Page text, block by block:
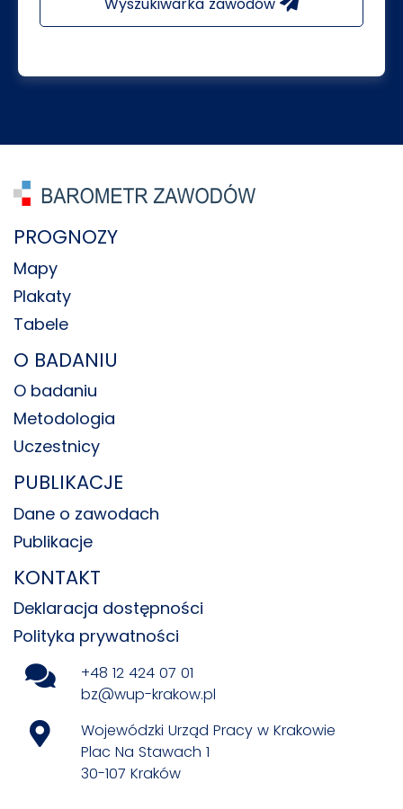
Wyszukiwarka zawodów
PROGNOZY
Mapy
Plakaty
Tabele
O BADANIU
O badaniu
Metodologia
Uczestnicy
PUBLIKACJE
Dane o zawodach
Publikacje
KONTAKT
Deklaracja dostępności
Polityka prywatności
+48 12 424 07 01
bz@wup-krakow.pl
Wojewódzki Urząd Pracy w Krakowie
Plac Na Stawach 1
30-107 Kraków